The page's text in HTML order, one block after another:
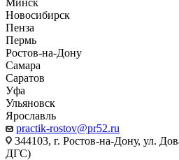
Минск
Новосибирск
Пенза
Пермь
Ростов-на-Дону
Самара
Саратов
Уфа
Ульяновск
Ярославль
practik-rostov@pr52.ru
344103, г. Ростов-на-Дону, ул.
ДГС)